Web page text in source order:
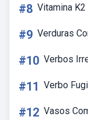
#8 Vitamina K2
#9 Verduras
#10 Verbos
#11 Verbo
#12 Vasos